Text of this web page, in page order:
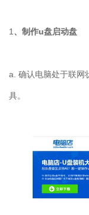
1、制作u盘启动盘
a. 确认电脑处于联网
具。